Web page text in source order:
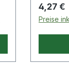
4,27 €
Preise